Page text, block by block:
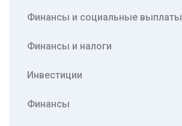
Финансы и социальные выплаты
Финансы и налоги
Инвестиции
Финансы